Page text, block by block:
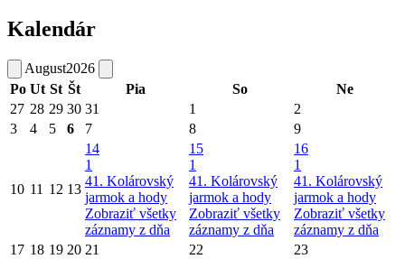
Kalendár
August2026
Po Ut St Št Pia So
Ne
27 28 29 30 31 1
2
3
4 5 6 7 8 9
10 11 12 13
14
1
41. Kolárovský
jarmok a hody
Zobraziť všetky
záznamy z dňa
15
1
41. Kolárovský
jarmok a hody
Zobraziť všetky
záznamy z dňa
16
1
41. Kolárovský
jarmok a hody
Zobraziť všetky
záznamy z dňa
17 18 19 20 21 22
23